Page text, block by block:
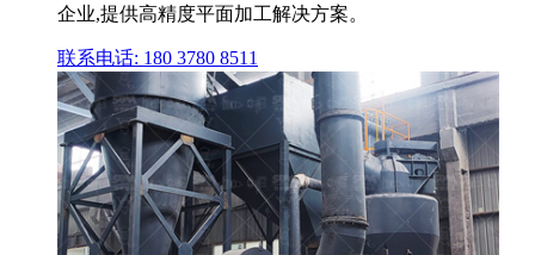
企业,提供高精度平面加工解决方案。
联系电话: 180 3780 8511